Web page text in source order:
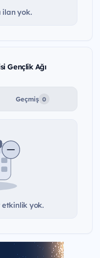
ilan yok.
Gençlik Ağı
Geçmiş 0
etkinlik yok.